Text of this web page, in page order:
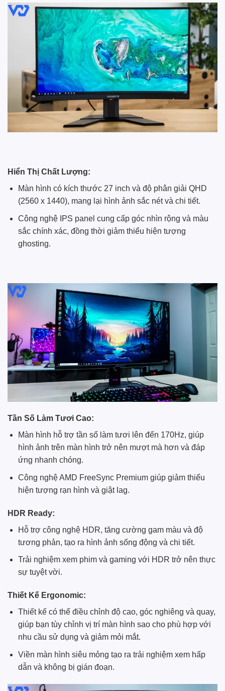
Hiển Thị Chất Lượng:
Màn hình có kích thước 27 inch và độ phân giải QHD
(2560 x 1440), mang lại hình ảnh sắc nét và chi tiết.
Công nghệ IPS panel cung cấp góc nhìn rộng và màu
sắc chính xác, đồng thời giảm thiểu hiện tượng
ghosting.
Tần Số Làm Tươi Cao:
Màn hình hỗ trợ tần số làm tươi lên đến 170Hz, giúp
hình ảnh trên màn hình trở nên mượt mà hơn và đáp
ứng nhanh chóng.
Công nghệ AMD FreeSync Premium giúp giảm thiểu
hiện tượng rạn hình và giật lag.
HDR Ready:
Hỗ trợ công nghệ HDR, tăng cường gam màu và độ
tương phản, tạo ra hình ảnh sống động và chi tiết.
Trải nghiệm xem phim và gaming với HDR trở nên thực
sự tuyệt vời.
Thiết Kế Ergonomic:
Thiết kế có thể điều chỉnh độ cao, góc nghiêng và quay,
giúp bạn tùy chỉnh vị trí màn hình sao cho phù hợp với
nhu cầu sử dụng và giảm mỏi mắt.
Viền màn hình siêu mỏng tạo ra trải nghiệm xem hấp
dẫn và không bị gián đoạn.